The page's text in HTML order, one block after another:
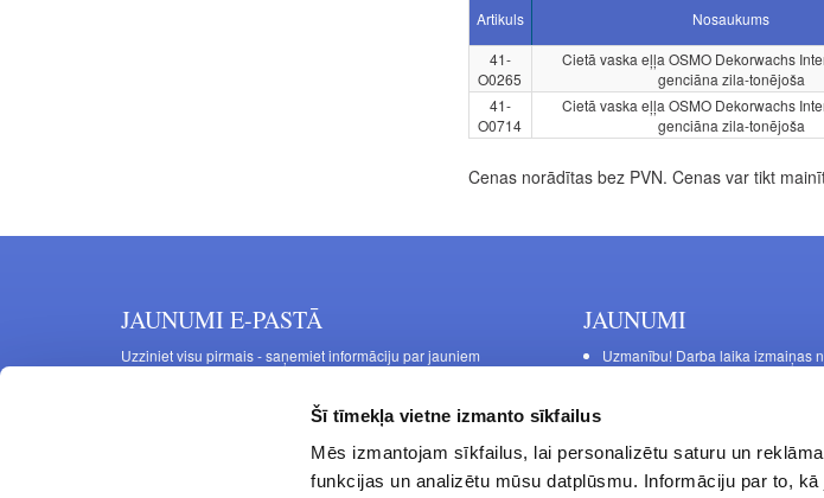
Šī tīmekļa vietne izmanto sīkfailus
Mēs izmantojam sīkfailus, lai personalizētu saturu un
funkcijas un analizētu mūsu datplūsmu. Informāciju par to,
Artikuls Nosaukums
41-
O0265
Cietā vaska eļļa OSMO Dekorwachs
genciāna zila-tonējoša
41-
O0714
Cietā vaska eļļa OSMO Dekorwachs
genciāna zila-tonējoša
Cenas norādītas bez PVN. Cenas var tikt
JAUNUMI E-PASTĀ
Uzziniet visu pirmais - saņemiet informāciju par jauniem
JAUNUMI
Uzmanību! Darba laika izmaiņas